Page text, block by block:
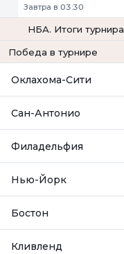
Завтра в 03:30
НБА. Итоги турнира
Победа в турнире
Оклахома-Сити
Сан-Антонио
Филадельфия
Нью-Йорк
Бостон
Кливленд